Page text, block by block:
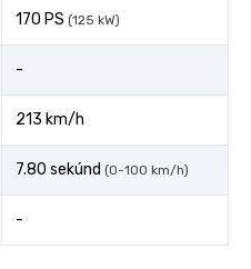
170 PS (125 kW)
-
213 km/h
7.80 sekúnd (0-100 km/h)
-